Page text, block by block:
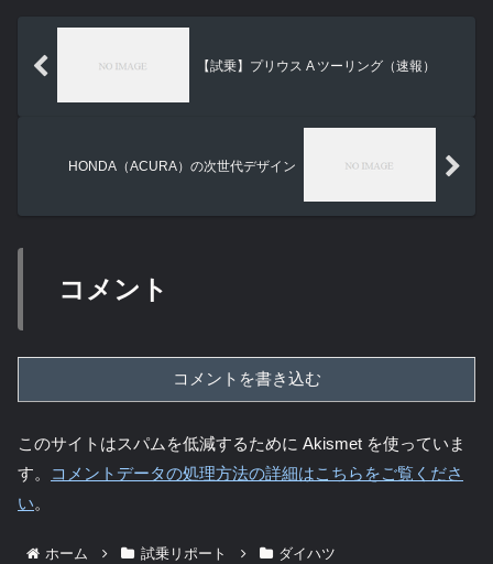
【試乗】プリウス A ツーリング（速報）
HONDA（ACURA）の次世代デザイン
コメント
コメントを書き込む
このサイトはスパムを低減するために Akismet を使っていま
す。
コメントデータの処理方法の詳細はこちらをご覧くださ
い。
ホーム 試乗リポート ダイハツ